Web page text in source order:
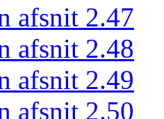
afsnit 2.47
afsnit 2.48
afsnit 2.49
afsnit 2.50